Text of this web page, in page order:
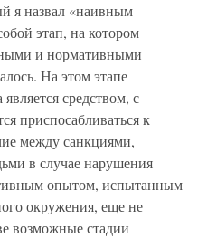
я назвал «наивным
этап, на котором
и нормативными
На этом этапе
средством, с
приспосабливаться к
между санкциями,
в случае нарушения
опытом, испытанным
окружения, еще не
возможные стадии